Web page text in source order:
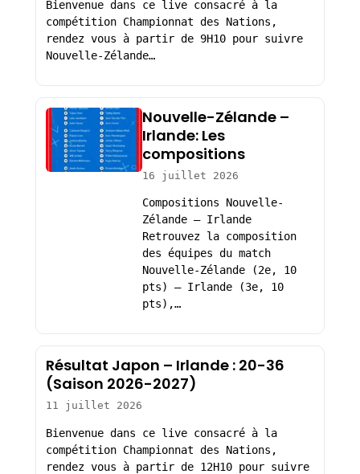
Bienvenue dans ce live consacré à la
compétition Championnat des Nations,
rendez vous à partir de 9H10 pour suivre
Nouvelle-Zélande…
Nouvelle-Zélande –
Irlande: Les
compositions
16 juillet 2026
Compositions Nouvelle-
Zélande – Irlande
Retrouvez la composition
des équipes du match
Nouvelle-Zélande (2e, 10
pts) – Irlande (3e, 10
pts),…
Résultat Japon – Irlande : 20-36
(Saison 2026-2027)
11 juillet 2026
Bienvenue dans ce live consacré à la
compétition Championnat des Nations,
rendez vous à partir de 12H10 pour suivre